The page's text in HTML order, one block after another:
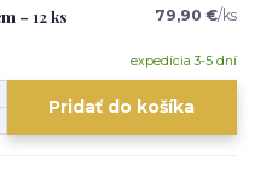
– 12 ks
79,90 €/ks
expedícia 3-5 dní
Pridať do košíka